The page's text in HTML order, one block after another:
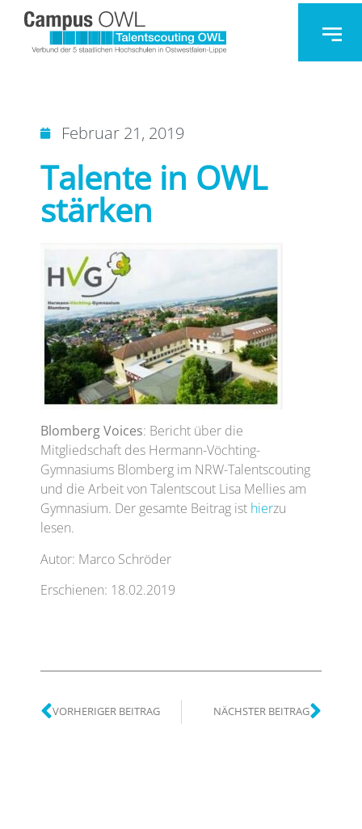
Februar 21, 2019
Talente in OWL
stärken
Blomberg Voices: Bericht über die
Mitgliedschaft des Hermann-Vöchting-
Gymnasiums Blomberg im NRW-Talentscouting
und die Arbeit von Talentscout Lisa Mellies am
Gymnasium. Der gesamte Beitrag ist hierzu
lesen.
Autor: Marco Schröder
Erschienen: 18.02.2019
VORHERIGER BEITRAG NÄCHSTER BEITRAG